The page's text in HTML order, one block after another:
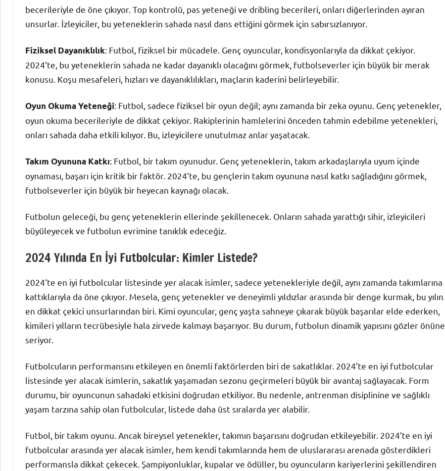
becerileriyle de öne çıkıyor. Top kontrolü, pas yeteneği ve dribling becerileri, onları diğerlerinden ayıran
unsurlar. İzleyiciler, bu yeteneklerin sahada nasıl dans ettiğini görmek için sabırsızlanıyor.
Fiziksel Dayanıklılık: Futbol, fiziksel bir mücadele. Genç oyuncular, kondisyonlarıyla da dikkat çekiyor.
2024’te, bu yeteneklerin sahada ne kadar dayanıklı olacağını görmek, futbolseverler için büyük bir merak
konusu. Koşu mesafeleri, hızları ve dayanıklılıkları, maçların kaderini belirleyebilir.
Oyun Okuma Yeteneği: Futbol, sadece fiziksel bir oyun değil; aynı zamanda bir zeka oyunu. Genç yetenekler,
oyun okuma becerileriyle de dikkat çekiyor. Rakiplerinin hamlelerini önceden tahmin edebilme yetenekleri,
onları sahada daha etkili kılıyor. Bu, izleyicilere unutulmaz anlar yaşatacak.
Takım Oyununa Katkı: Futbol, bir takım oyunudur. Genç yeteneklerin, takım arkadaşlarıyla uyum içinde
oynaması, başarı için kritik bir faktör. 2024’te, bu gençlerin takım oyununa nasıl katkı sağladığını görmek,
futbolseverler için büyük bir heyecan kaynağı olacak.
Futbolun geleceği, bu genç yeteneklerin ellerinde şekillenecek. Onların sahada yarattığı sihir, izleyicileri
büyüleyecek ve futbolun evrimine tanıklık edeceğiz.
2024 Yılında En İyi Futbolcular: Kimler Listede?
2024’te en iyi futbolcular listesinde yer alacak isimler, sadece yetenekleriyle değil, aynı zamanda takımlarına
kattıklarıyla da öne çıkıyor. Mesela, genç yetenekler ve deneyimli yıldızlar arasında bir denge kurmak, bu yılın
en dikkat çekici unsurlarından biri. Kimi oyuncular, genç yaşta sahneye çıkarak büyük başarılar elde ederken,
kimileri yılların tecrübesiyle hala zirvede kalmayı başarıyor. Bu durum, futbolun dinamik yapısını gözler önüne
seriyor.
Futbolcuların performansını etkileyen en önemli faktörlerden biri de sakatlıklar. 2024’te en iyi futbolcular
listesinde yer alacak isimlerin, sakatlık yaşamadan sezonu geçirmeleri büyük bir avantaj sağlayacak. Form
durumu, bir oyuncunun sahadaki etkisini doğrudan etkiliyor. Bu nedenle, antrenman disiplinine ve sağlıklı
yaşam tarzına sahip olan futbolcular, listede daha üst sıralarda yer alabilir.
Futbol, bir takım oyunu. Ancak bireysel yetenekler, takımın başarısını doğrudan etkileyebilir. 2024’te en iyi
futbolcular arasında yer alacak isimler, hem kendi takımlarında hem de uluslararası arenada gösterdikleri
performansla dikkat çekecek. Şampiyonluklar, kupalar ve ödüller, bu oyuncuların kariyerlerini şekillendiren